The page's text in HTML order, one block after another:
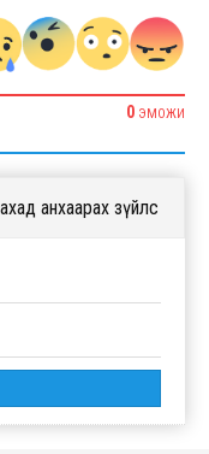
0 ЭМОЖИ
анхаарах зүйлс